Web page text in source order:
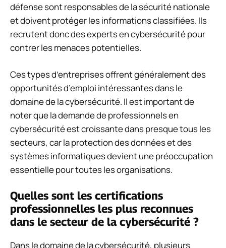
défense sont responsables de la sécurité nationale
et doivent protéger les informations classifiées. Ils
recrutent donc des experts en cybersécurité pour
contrer les menaces potentielles.
Ces types d’entreprises offrent généralement des
opportunités d’emploi intéressantes dans le
domaine de la cybersécurité. Il est important de
noter que la demande de professionnels en
cybersécurité est croissante dans presque tous les
secteurs, car la protection des données et des
systèmes informatiques devient une préoccupation
essentielle pour toutes les organisations.
Quelles sont les certifications
professionnelles les plus reconnues
dans le secteur de la cybersécurité ?
Dans le domaine de la cybersécurité, plusieurs